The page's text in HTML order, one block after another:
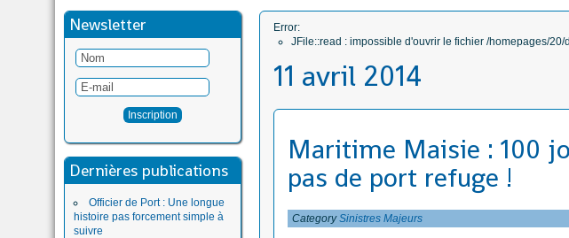
Newsletter
Dernières publications
Officier de Port : Une longue
histoire pas forcement simple à
suivre
Error:
JFile::read : impossible d'ouvrir le fichier /homepages/
11 avril 2014
Maritime Maisie : 100
pas de port refuge !
CategorySinistres Majeurs